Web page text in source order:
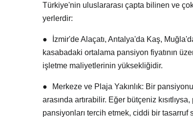
Türkiye'nin uluslararası çapta bilinen ve
yerlerdir:
● İzmir'de Alaçatı, Antalya'da Kaş,
kasabadaki ortalama pansiyon fiyatının
işletme maliyetlerinin yüksekliğidir.
● Merkeze ve Plaja Yakınlık: Bir
arasında artırabilir. Eğer bütçeniz
pansiyonları tercih etmek, ciddi bir tasarruf